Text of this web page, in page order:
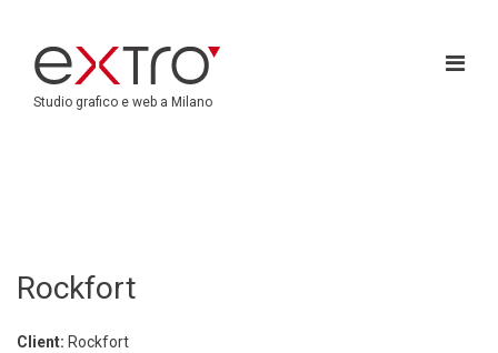
Studio grafico e web a Milano
Rockfort
Client: Rockfort